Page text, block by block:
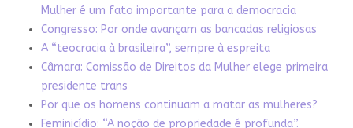
Mulher é um fato importante para a democracia
Congresso: Por onde avançam as bancadas religiosas
A “teocracia à brasileira”, sempre à espreita
Câmara: Comissão de Direitos da Mulher elege primeira
presidente trans
Por que os homens continuam a matar as mulheres?
Feminicídio: “A noção de propriedade é profunda”.